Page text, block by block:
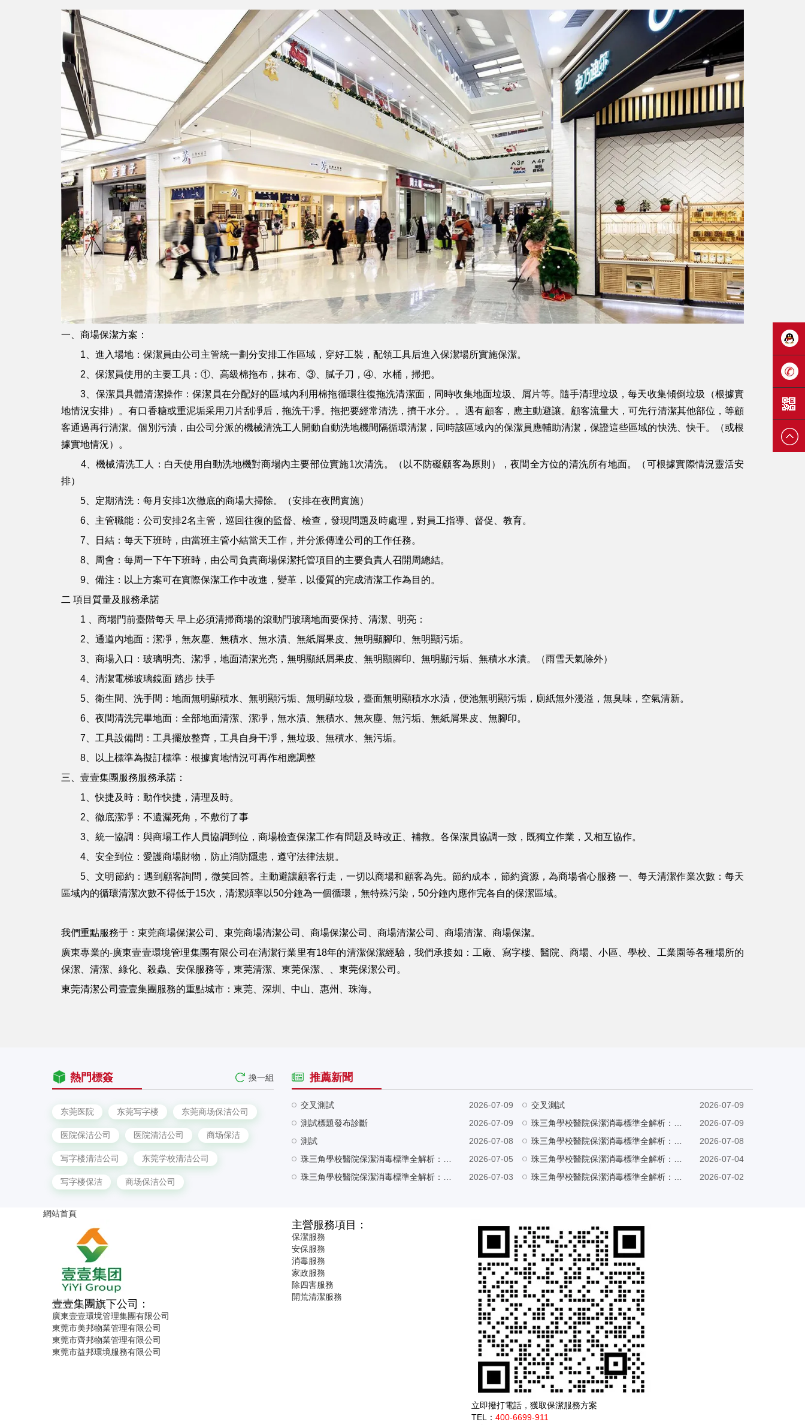
一、商場保潔方案：
1、進入場地：保潔員由公司主管統一劃分安排工作區域，穿好工裝，配領工具后進入保潔場所實施保潔。
2、保潔員使用的主要工具：①、高級棉拖布，抹布、③、膩子刀，④、水桶，掃把。
3、保潔員具體清潔操作：保潔員在分配好的區域內利用棉拖循環往復拖洗清潔面，同時收集地面垃圾、屑片等。隨手清理垃圾，每天收集傾倒垃圾（根據實
地情況安排）。有口香糖或重泥垢采用刀片刮凈后，拖洗干凈。拖把要經常清洗，擠干水分。。遇有顧客，應主動避讓。顧客流量大，可先行清潔其他部位，等顧
客通過再行清潔。個別污漬，由公司分派的機械清洗工人開動自動洗地機間隔循環清潔，同時該區域內的保潔員應輔助清潔，保證這些區域的快洗、快干。（或根
據實地情況）。
4、機械清洗工人：白天使用自動洗地機對商場內主要部位實施1次清洗。（以不防礙顧客為原則），夜間全方位的清洗所有地面。（可根據實際情況靈活安
排）
5、定期清洗：每月安排1次徹底的商場大掃除。（安排在夜間實施）
6、主管職能：公司安排2名主管，巡回往復的監督、檢查，發現問題及時處理，對員工指導、督促、教育。
7、日結：每天下班時，由當班主管小結當天工作，并分派傳達公司的工作任務。
8、周會：每周一下午下班時，由公司負責商場保潔托管項目的主要負責人召開周總結。
9、備注：以上方案可在實際保潔工作中改進，變革，以優質的完成清潔工作為目的。
二 項目質量及服務承諾
1 、商場門前臺階每天 早上必須清掃商場的滾動門玻璃地面要保持、清潔、明亮：
2、通道內地面：潔凈，無灰塵、無積水、無水漬、無紙屑果皮、無明顯腳印、無明顯污垢。
3、商場入口：玻璃明亮、潔凈，地面清潔光亮，無明顯紙屑果皮、無明顯腳印、無明顯污垢、無積水水漬。（雨雪天氣除外）
4、清潔電梯玻璃鏡面 踏步 扶手
5、衛生間、洗手間：地面無明顯積水、無明顯污垢、無明顯垃圾，臺面無明顯積水水漬，便池無明顯污垢，廁紙無外漫溢，無臭味，空氣清新。
6、夜間清洗完畢地面：全部地面清潔、潔凈，無水漬、無積水、無灰塵、無污垢、無紙屑果皮、無腳印。
7、工具設備間：工具擺放整齊，工具自身干凈，無垃圾、無積水、無污垢。
8、以上標準為擬訂標準：根據實地情況可再作相應調整
三、壹壹集團服務服務承諾：
1、快捷及時：動作快捷，清理及時。
2、徹底潔凈：不遺漏死角，不敷衍了事
3、統一協調：與商場工作人員協調到位，商場檢查保潔工作有問題及時改正、補救。各保潔員協調一致，既獨立作業，又相互協作。
4、安全到位：愛護商場財物，防止消防隱患，遵守法律法規。
5、文明節約：遇到顧客詢問，微笑回答。主動避讓顧客行走，一切以商場和顧客為先。節約成本，節約資源，為商場省心服務 一、每天清潔作業次數：每天
區域內的循環清潔次數不得低于15次，清潔頻率以50分鐘為一個循環，無特殊污染，50分鐘內應作完各自的保潔區域。
我們重點服務于：東莞商場保潔公司、東莞商場清潔公司、商場保潔公司、商場清潔公司、商場清潔、商場保潔。
廣東專業的-廣東壹壹環境管理集團有限公司在清潔行業里有18年的清潔保潔經驗，我們承接如：工廠、寫字樓、醫院、商場、小區、學校、工業園等各種場所的
保潔、清潔、綠化、殺蟲、安保服務等，東莞清潔、東莞保潔、、東莞保潔公司。
東莞清潔公司壹壹集團服務的重點城市：東莞、深圳、中山、惠州、珠海。
熱門標簽 換一組
东莞医院 东莞写字楼 东莞商场保洁公司
医院保洁公司 医院清洁公司 商场保洁
写字楼清洁公司 东莞学校清洁公司
写字楼保洁 商场保洁公司
推薦新聞
交叉測試 2026-07-09 交叉測試
2026-07-09
測試標題發布診斷
2026-07-09 珠三角學校醫院保潔消毒標準全解析：專業清潔守護健康安全
2026-07-09
測試
2026-07-08 珠三角學校醫院保潔消毒標準全解析：專業清潔守護健康安全
2026-07-08
珠三角學校醫院保潔消毒標準全解析：專業清潔守護健康安全
2026-07-05 珠三角學校醫院保潔消毒標準全解析：專業清潔守護健康安全
2026-07-04
珠三角學校醫院保潔消毒標準全解析：專業清潔守護健康安全
2026-07-03 珠三角學校醫院保潔消毒標準全解析：專業清潔守護健康安全 2026-07-02
網站首頁
壹壹集團旗下公司：
廣東壹壹環境管理集團有限公司
東莞市美邦物業管理有限公司
東莞市齊邦物業管理有限公司
東莞市益邦環境服務有限公司
主營服務項目：
保潔服務
安保服務
消毒服務
家政服務
除四害服務
開荒清潔服務
立即撥打電話，獲取保潔服務方案
TEL： 400-6699-911
在線客
139-
2570-